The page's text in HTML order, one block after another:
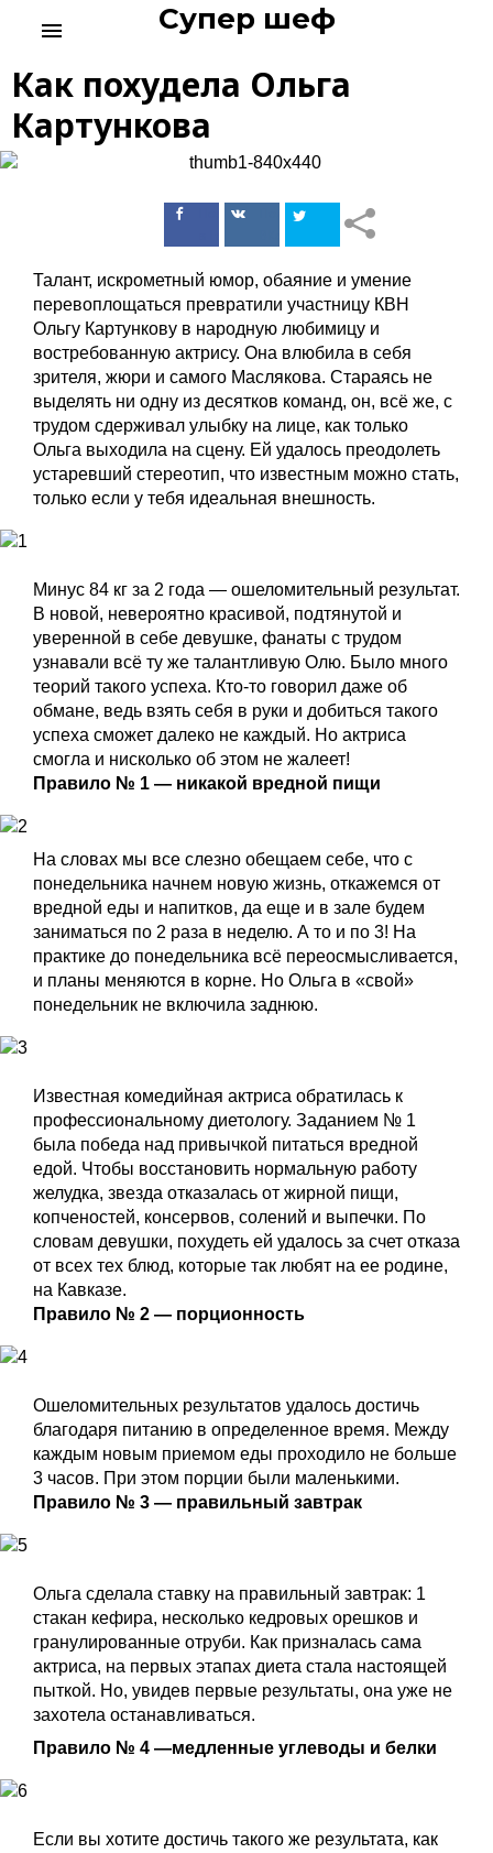
c
Супер шеф
menu
Как похудела Ольга
Картункова
ПоделитьсяПоделиться
Талант, искрометный юмор, обаяние и умение
перевоплощаться превратили участницу КВН
Ольгу Картункову в народную любимицу и
востребованную актрису. Она влюбила в себя
зрителя, жюри и самого Маслякова. Стараясь не
выделять ни одну из десятков команд, он, всё же, с
трудом сдерживал улыбку на лице, как только
Ольга выходила на сцену. Ей удалось преодолеть
устаревший стереотип, что известным можно стать,
только если у тебя идеальная внешность.
Минус 84 кг за 2 года — ошеломительный результат.
В новой, невероятно красивой, подтянутой и
уверенной в себе девушке, фанаты с трудом
узнавали всё ту же талантливую Олю. Было много
теорий такого успеха. Кто-то говорил даже об
обмане, ведь взять себя в руки и добиться такого
успеха сможет далеко не каждый. Но актриса
смогла и нисколько об этом не жалеет!
Правило № 1 — никакой вредной пищи
На словах мы все слезно обещаем себе, что с
понедельника начнем новую жизнь, откажемся от
вредной еды и напитков, да еще и в зале будем
заниматься по 2 раза в неделю. А то и по 3! На
практике до понедельника всё переосмысливается,
и планы меняются в корне. Но Ольга в «свой»
понедельник не включила заднюю.
Известная комедийная актриса обратилась к
профессиональному диетологу. Заданием № 1
была победа над привычкой питаться вредной
едой. Чтобы восстановить нормальную работу
желудка, звезда отказалась от жирной пищи,
копченостей, консервов, солений и выпечки. По
словам девушки, похудеть ей удалось за счет отказа
от всех тех блюд, которые так любят на ее родине,
на Кавказе.
Правило № 2 — порционность
Ошеломительных результатов удалось достичь
благодаря питанию в определенное время. Между
каждым новым приемом еды проходило не больше
3 часов. При этом порции были маленькими.
Правило № 3 — правильный завтрак
Ольга сделала ставку на правильный завтрак: 1
стакан кефира, несколько кедровых орешков и
гранулированные отруби. Как призналась сама
актриса, на первых этапах диета стала настоящей
пыткой. Но, увидев первые результаты, она уже не
захотела останавливаться.
Правило № 4 —медленные углеводы и белки
Если вы хотите достичь такого же результата, как